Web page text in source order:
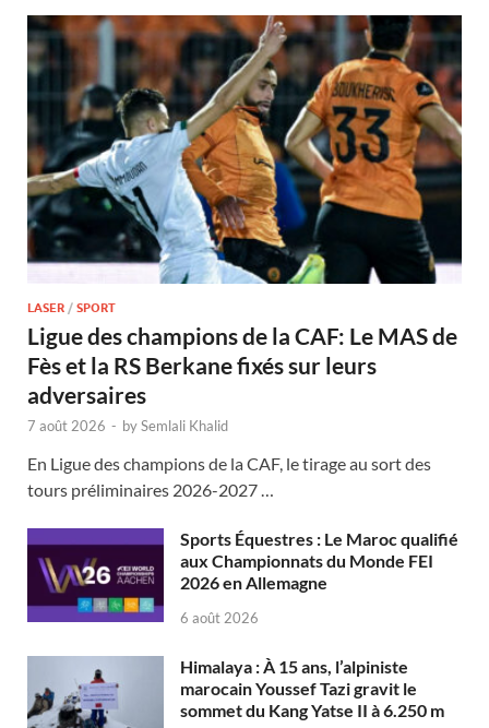
LASER / SPORT
Ligue des champions de la CAF: Le MAS de
Fès et la RS Berkane fixés sur leurs
adversaires
7 août 2026 - bySemlali Khalid
En Ligue des champions de la CAF, le tirage au sort des
tours préliminaires 2026-2027 …
Sports Équestres : Le Maroc qualifié
aux Championnats du Monde FEI
2026 en Allemagne
6 août 2026
Himalaya : À 15 ans, l’alpiniste
marocain Youssef Tazi gravit le
sommet du Kang Yatse II à 6.250 m